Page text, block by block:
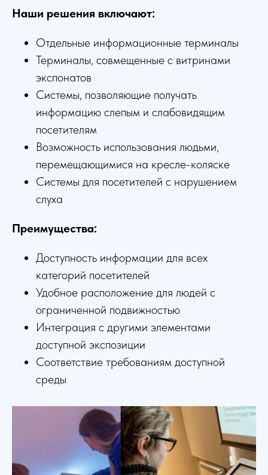
Наши решения включают:
Отдельные информационные терминалы
Терминалы, совмещенные с витринами
экспонатов
Системы, позволяющие получать
информацию слепым и слабовидящим
посетителям
Возможность использования людьми,
перемещающимися на кресле-коляске
Системы для посетителей с нарушением
слуха
Преимущества:
Доступность информации для всех
категорий посетителей
Удобное расположение для людей с
ограниченной подвижностью
Интеграция с другими элементами
доступной экспозиции
Соответствие требованиям доступной
среды